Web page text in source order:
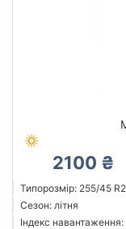
2100 ₴
Типорозмір: 255/45
Сезон: літня
Індекс навантаження: